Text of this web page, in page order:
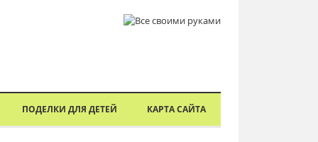
ПОДЕЛКИ ДЛЯ ДЕТЕЙ КАРТА САЙТА